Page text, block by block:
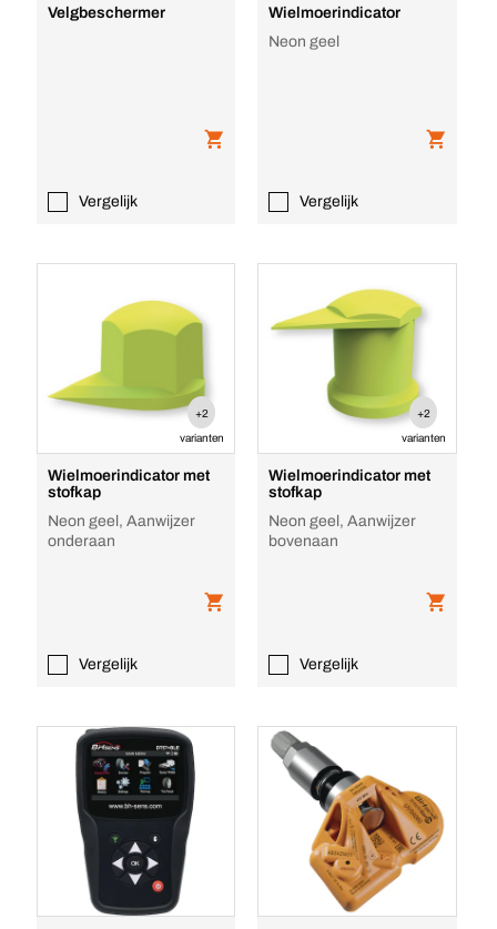
Velgbeschermer
Vergelijk
Wielmoerindicator
Neon geel
Vergelijk
+2
varianten
Wielmoerindicator met
stofkap
Neon geel, Aanwijzer
onderaan
Vergelijk
+2
varianten
Wielmoerindicator met
stofkap
Neon geel, Aanwijzer
bovenaan
Vergelijk